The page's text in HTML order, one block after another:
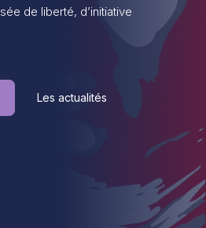
de liberté, d’initiative
Les actualités